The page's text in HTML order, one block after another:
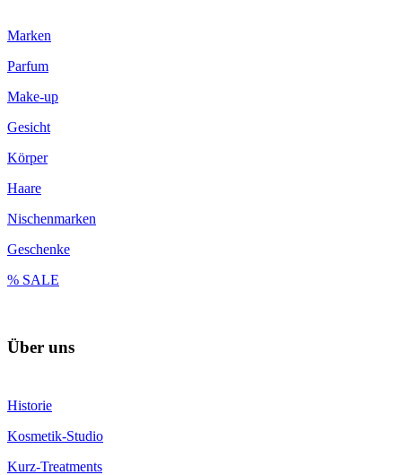
Marken
Parfum
Make-up
Gesicht
Körper
Haare
Nischenmarken
Geschenke
% SALE
Über uns
Historie
Kosmetik-Studio
Kurz-Treatments